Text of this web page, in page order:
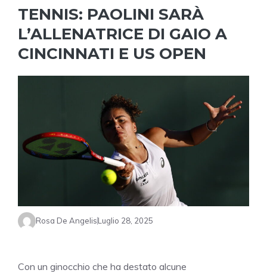
TENNIS: PAOLINI SARÀ
L’ALLENATRICE DI GAIO A
CINCINNATI E US OPEN
Rosa De AngelisLuglio 28, 2025
Con un ginocchio che ha destato alcune